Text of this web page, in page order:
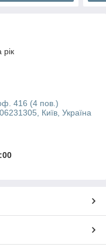
рік
416 (4 пов.)
Київ, Україна